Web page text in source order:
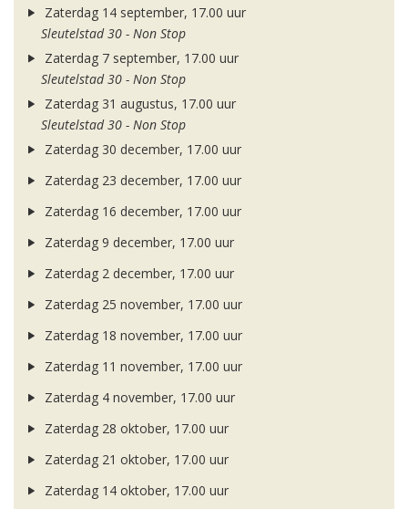
Zaterdag 14 september, 17.00 uur
Sleutelstad 30 - Non Stop
Zaterdag 7 september, 17.00 uur
Sleutelstad 30 - Non Stop
Zaterdag 31 augustus, 17.00 uur
Sleutelstad 30 - Non Stop
Zaterdag 30 december, 17.00 uur
Zaterdag 23 december, 17.00 uur
Zaterdag 16 december, 17.00 uur
Zaterdag 9 december, 17.00 uur
Zaterdag 2 december, 17.00 uur
Zaterdag 25 november, 17.00 uur
Zaterdag 18 november, 17.00 uur
Zaterdag 11 november, 17.00 uur
Zaterdag 4 november, 17.00 uur
Zaterdag 28 oktober, 17.00 uur
Zaterdag 21 oktober, 17.00 uur
Zaterdag 14 oktober, 17.00 uur